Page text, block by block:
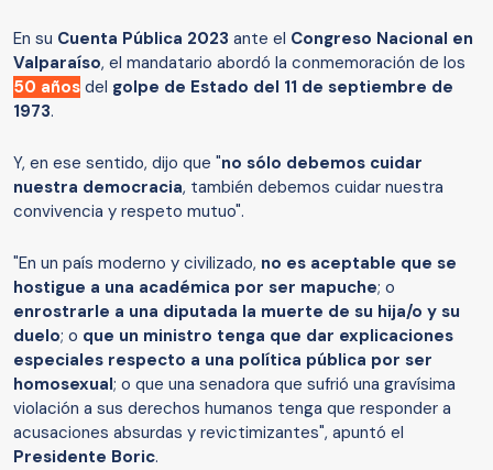
En su Cuenta Pública 2023 ante el Congreso Nacional en
Valparaíso, el mandatario abordó la conmemoración de los
50 años del golpe de Estado del 11 de septiembre de
1973.
Y, en ese sentido, dijo que "no sólo debemos cuidar
nuestra democracia, también debemos cuidar nuestra
convivencia y respeto mutuo".
"En un país moderno y civilizado, no es aceptable que se
hostigue a una académica por ser mapuche; o
enrostrarle a una diputada la muerte de su hija/o y su
duelo; o que un ministro tenga que dar explicaciones
especiales respecto a una política pública por ser
homosexual; o que una senadora que sufrió una gravísima
violación a sus derechos humanos tenga que responder a
acusaciones absurdas y revictimizantes", apuntó el
Presidente Boric.